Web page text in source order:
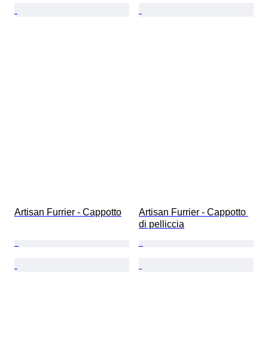
Artisan Furrier - Cappotto
Artisan Furrier - Cappotto
di pelliccia